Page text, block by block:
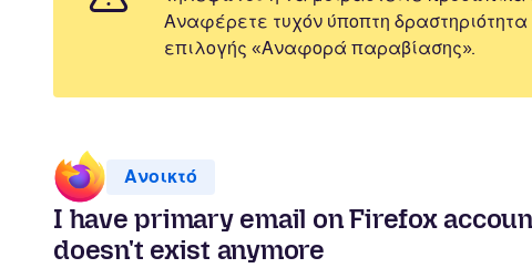
Αναφέρετε τυχόν ύποπτη
επιλογής «Αναφορά παραβίασης».
Ανοικτό
I have primary email on Firefox
doesn't exist anymore